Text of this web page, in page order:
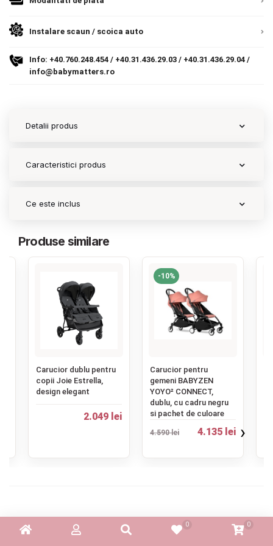
Copyright 2026 BabyMatters
Instalare scaun / scoica auto
Info: +40.760.248.454 / +40.31.436.29.03 / +40.31.436.29.04 /
info@babymatters.ro
Detalii produs
Caracteristici produs
Ce este inclus
Produse similare
Carucior dublu pentru
copii Joie Estrella,
design elegant
2.049 lei
-10%
Carucior pentru
gemeni BABYZEN
YOYO² CONNECT,
dublu, cu cadru negru
si pachet de culoare
4.590 lei 4.135 lei ›